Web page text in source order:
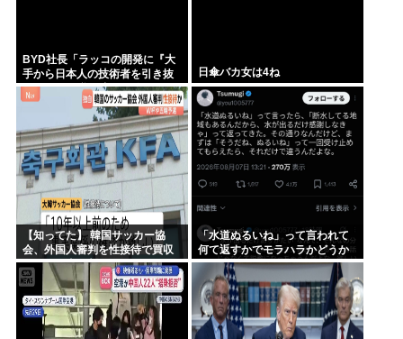
BYD社長「ラッコの開発に『大
手から日本人の技術者を引き抜
いた』って噂は嘘。開発チーム
に日本人は0人です」
日傘バカ女は4ね
【知ってた】 韓国サッカー協
会、外国人審判を性接待で買収
していた事が判明
「水道ぬるいね」って言われて
何て返すかでモラハラかどうか
わかるらしいwww